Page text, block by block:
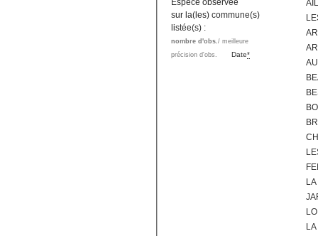
Espèce observée
sur la(les) commune(s)
listée(s) :
nombre d'obs./ meilleure
précision d'obs.
Date*